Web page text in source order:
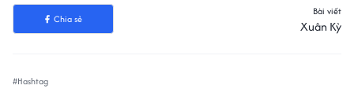
Chia sẻ
Bài viết
Xuân Kỳ
#Hashtag